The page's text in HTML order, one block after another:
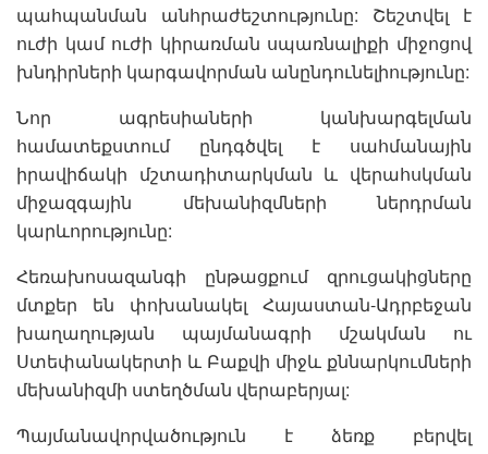
պահպանման անհրաժեշտությունը: Շեշտվել է
ուժի կամ ուժի կիրառման սպառնալիքի միջոցով
խնդիրների կարգավորման անընդունելիությունը:
Նոր ագրեսիաների կանխարգելման
համատեքստում ընդգծվել է սահմանային
իրավիճակի մշտադիտարկման և վերահսկման
միջազգային մեխանիզմների ներդրման
կարևորությունը:
Հեռախոսազանգի ընթացքում զրուցակիցները
մտքեր են փոխանակել Հայաստան-Ադրբեջան
խաղաղության պայմանագրի մշակման ու
Ստեփանակերտի և Բաքվի միջև քննարկումների
մեխանիզմի ստեղծման վերաբերյալ:
Պայմանավորվածություն է ձեռք բերվել